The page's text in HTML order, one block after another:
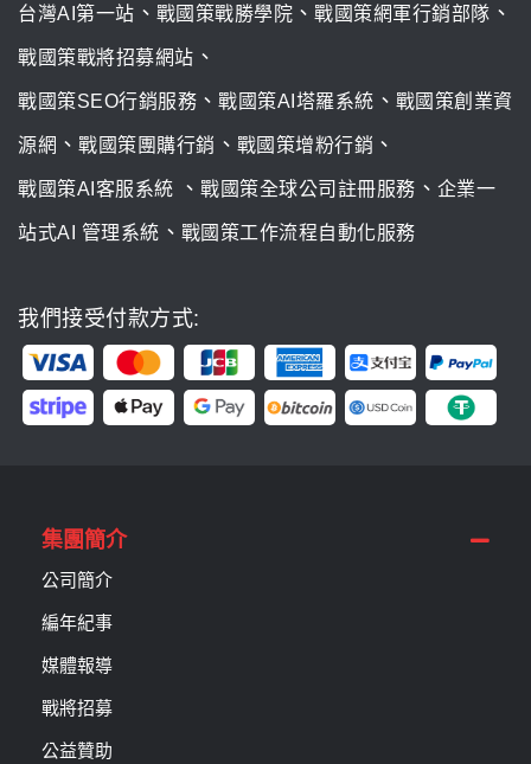
台灣AI第一站 、 戰國策戰勝學院 、 戰國策網軍行銷部隊 、
戰國策戰將招募網站 、
戰國策SEO行銷服務 、 戰國策AI塔羅系統 、 戰國策創業資
源網 、 戰國策團購行銷 、 戰國策增粉行銷 、
戰國策AI客服系統 、 戰國策全球公司註冊服務 、 企業一
站式AI 管理系統 、 戰國策工作流程自動化服務
我們接受付款方式:
集團簡介
公司簡介
編年紀事
媒體報導
戰將招募
公益贊助